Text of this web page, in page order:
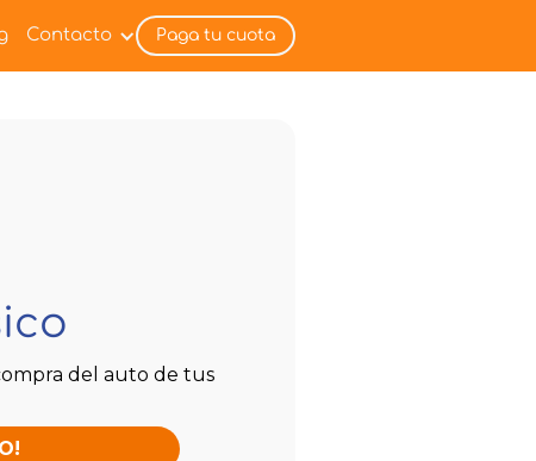
Contacto Paga tu cuota
del auto de tus